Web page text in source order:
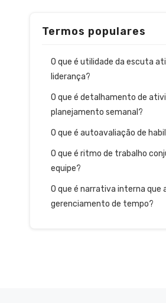
Termos populares
O que é utilidade da escuta
liderança?
O que é detalhamento de
planejamento semanal?
O que é autoavaliação de
O que é ritmo de trabalho
equipe?
O que é narrativa interna que
gerenciamento de tempo?